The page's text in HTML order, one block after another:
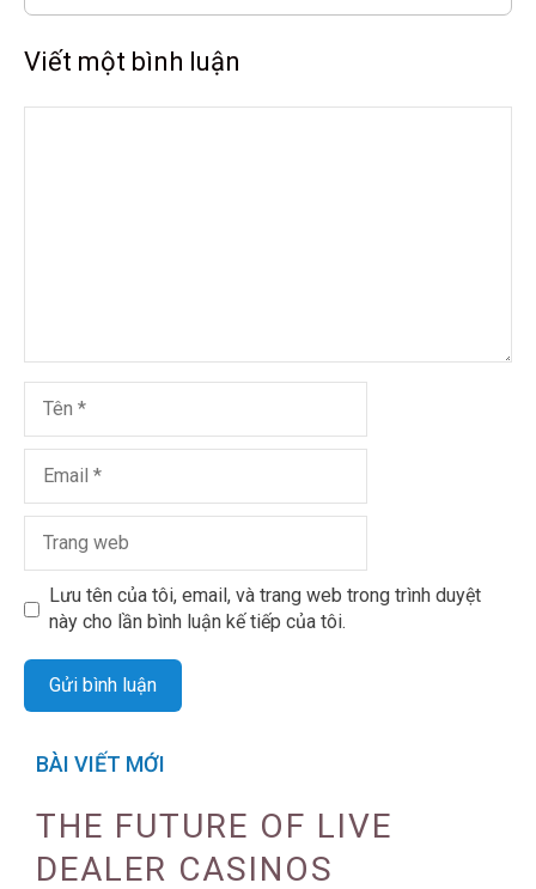
Viết một bình luận
Lưu tên của tôi, email, và trang web trong trình duyệt
này cho lần bình luận kế tiếp của tôi.
BÀI VIẾT MỚI
THE FUTURE OF LIVE
DEALER CASINOS